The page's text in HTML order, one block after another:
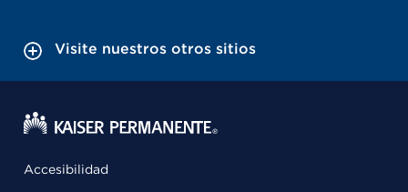
Visite nuestros otros sitios
Accesibilidad